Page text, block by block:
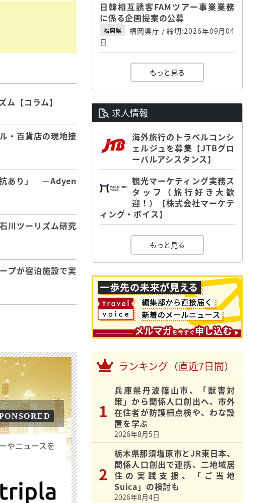
【コラム】
・百貨店の現地接
抗あり」 ―Adyen
川ツーリズム研究
プが宿泊施設で実
やニュースを
日韓相互誘客FAMツアー事業業務
に係る企画提案の公募
福岡県
福岡県庁 / 締切:2026年09月04
日
もっと見る
求人情報
海外旅行のトラベルコンシ
ェルジュを募集【JTBグロ
ーバルアシスタンス】
観光マーケティング実務ス
タッフ（旅行好き大歓
迎！）【株式会社マーケテ
ィング・ボイス】
もっと見る
ランキング（直近7日間）
兵庫県丹波篠山市、「獣害対
策」から関係人口創出へ、市外
在住者が防護柵点検や、わな設
置を学ぶ
2026年8月5日
栃木県那須塩原市とJR東日本、
関係人口創出で連携、二地域居
住の実践支援、「ご当地
Suica」の検討も
2026年8月4日